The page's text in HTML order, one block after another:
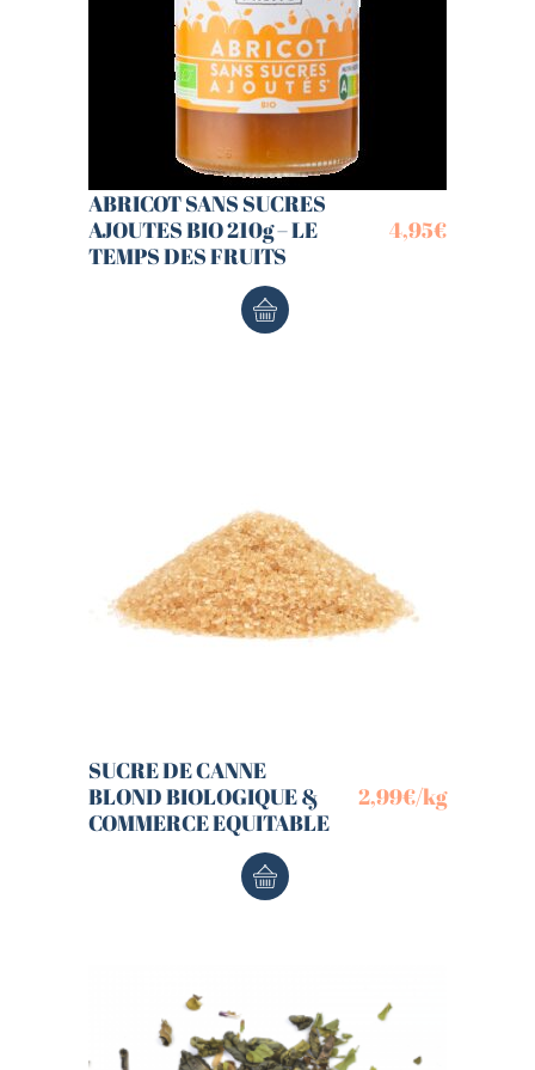
ABRICOT SANS SUCRES
AJOUTES BIO 210g – LE
TEMPS DES FRUITS
4,95€
SUCRE DE CANNE
BLOND BIOLOGIQUE &
COMMERCE EQUITABLE
2,99€/kg